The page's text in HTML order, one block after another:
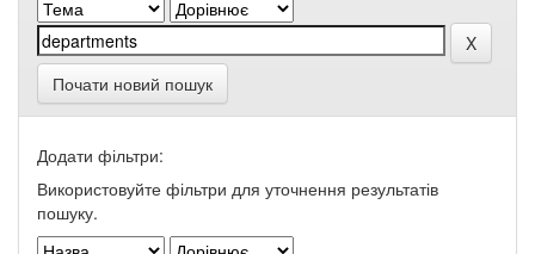
Почати новий пошук
Додати фільтри:
Використовуйте фільтри для уточнення результатів
пошуку.